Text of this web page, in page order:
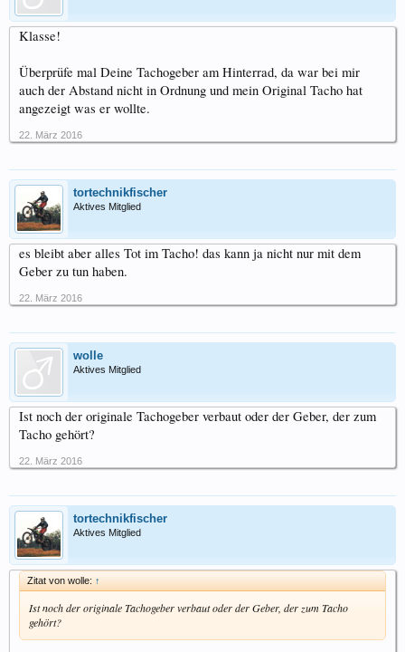
Klasse!
Überprüfe mal Deine Tachogeber am Hinterrad, da war bei mir
auch der Abstand nicht in Ordnung und mein Original Tacho hat
angezeigt was er wollte.
22. März 2016
tortechnikfischer
Aktives Mitglied
es bleibt aber alles Tot im Tacho! das kann ja nicht nur mit dem
Geber zu tun haben.
22. März 2016
wolle
Aktives Mitglied
Ist noch der originale Tachogeber verbaut oder der Geber, der zum
Tacho gehört?
22. März 2016
tortechnikfischer
Aktives Mitglied
Zitat von wolle: ↑
Ist noch der originale Tachogeber verbaut oder der Geber, der zum Tacho
gehört?